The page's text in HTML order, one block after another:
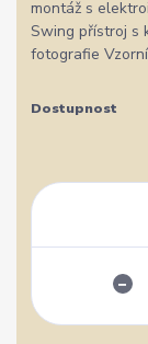
montáž s
Swing přístroj s
fotografie
Dostupnost